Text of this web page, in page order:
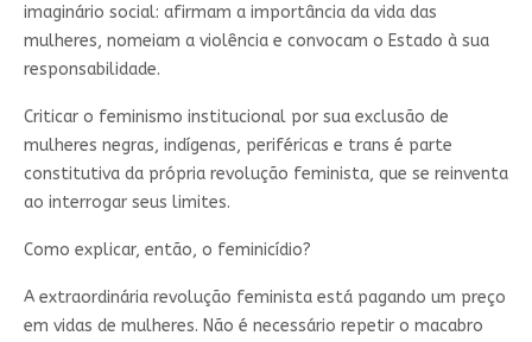
imaginário social: afirmam a importância da vida das
mulheres, nomeiam a violência e convocam o Estado à sua
responsabilidade.
Criticar o feminismo institucional por sua exclusão de
mulheres negras, indígenas, periféricas e trans é parte
constitutiva da própria revolução feminista, que se reinventa
ao interrogar seus limites.
Como explicar, então, o feminicídio?
A extraordinária revolução feminista está pagando um preço
em vidas de mulheres. Não é necessário repetir o macabro